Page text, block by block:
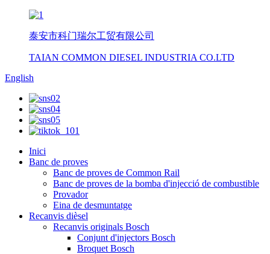
泰安市科门瑞尔工贸有限公司
TAIAN COMMON DIESEL INDUSTRIA CO.LTD
English
Inici
Banc de proves
Banc de proves de Common Rail
Banc de proves de la bomba d'injecció de combustible
Provador
Eina de desmuntatge
Recanvis dièsel
Recanvis originals Bosch
Conjunt d'injectors Bosch
Broquet Bosch